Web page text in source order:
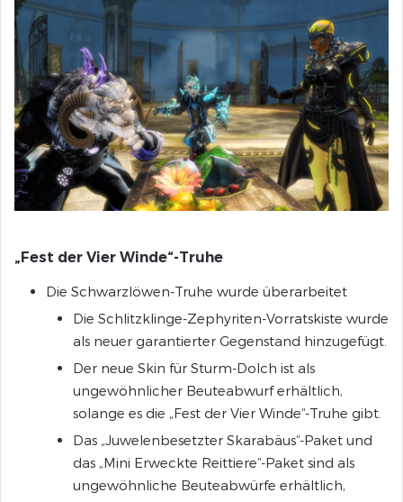
„Fest der Vier Winde“-Truhe
Die Schwarzlöwen-Truhe wurde überarbeitet
Die Schlitzklinge-Zephyriten-Vorratskiste wurde
als neuer garantierter Gegenstand hinzugefügt.
Der neue Skin für Sturm-Dolch ist als
ungewöhnlicher Beuteabwurf erhältlich,
solange es die „Fest der Vier Winde“-Truhe gibt.
Das „Juwelenbesetzter Skarabäus“-Paket und
das „Mini Erweckte Reittiere“-Paket sind als
ungewöhnliche Beuteabwürfe erhältlich,